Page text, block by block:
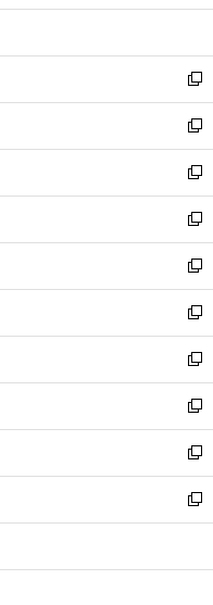
開
ウ
開
く
ン
ウ
で
開
く
ウ
ン
ド
ウ
で
開
く
し
ウ
ィ
ン
ド
ウ
で
開
く
新
し
い
ウ
ィ
ン
ド
ウ
で
開
く
新
し
い
ウ
ィ
ン
ド
ウ
で
開
く
新
し
い
ウ
ィ
ン
ド
ウ
で
開
く
新
し
い
ウ
ィ
ン
ド
ウ
で
開
く
新
し
い
ウ
ィ
ン
ド
ウ
で
開
く
新
し
い
ウ
ィ
ン
ド
ウ
で
開
新
し
い
ウ
ィ
ン
ド
ウ
開
新
し
い
ウ
ィ
ン
ウ
新
し
い
ウ
ン
新
し
ウ